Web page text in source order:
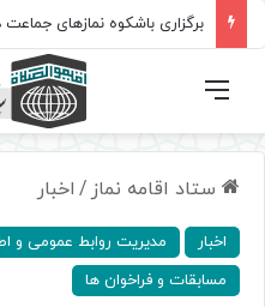
برگزاری باشکوه نمازهای
فهرست
ستاد اقامه نماز / اخبار
اخبار
مدیریت روابط عمومی و
مسابقات و فراخوان ها